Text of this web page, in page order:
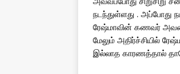
நடந்துள்ளது . அப்போது
ரேஷ்மாவின் கணவர்
மேலும் அதிர்ச்சியில்
இல்லாத காரணத்தால்